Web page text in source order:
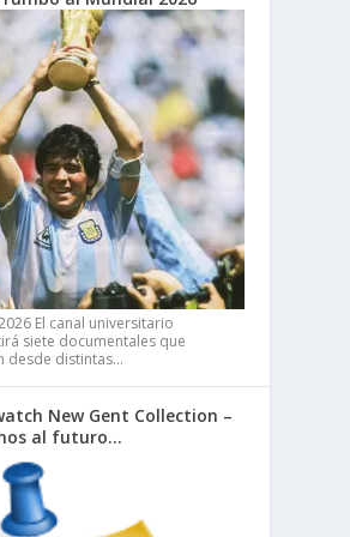
El canal universitario
siete documentales que
desde distintas…
New Gent Collection –
al futuro…